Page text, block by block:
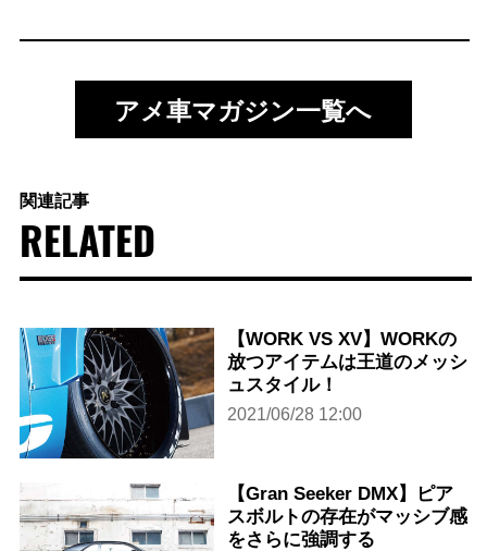
アメ車マガジン一覧へ
関連記事
RELATED
【WORK VS XV】WORKの
放つアイテムは王道のメッシ
ュスタイル！
2021/06/28 12:00
【Gran Seeker DMX】ピア
スボルトの存在がマッシブ感
をさらに強調する